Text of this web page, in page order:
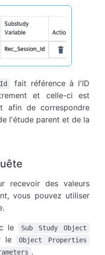
fait référence à l'ID
et celle-ci est
afin de correspondre
l'étude parent et de la
recevoir des valeurs
vous pouvez utiliser
le Sub Study Object
le Object Properties
.